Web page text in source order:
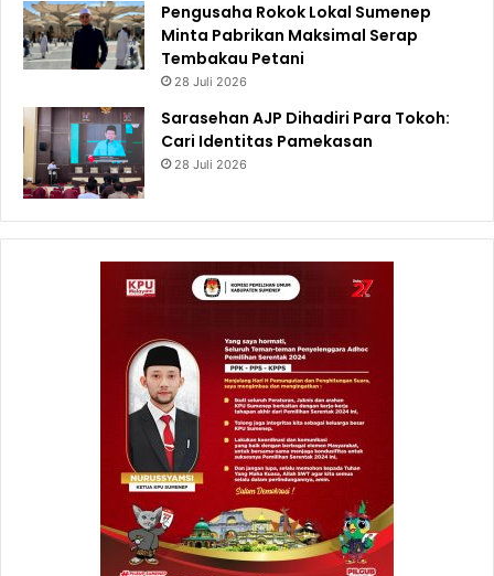
Pengusaha Rokok Lokal Sumenep
Minta Pabrikan Maksimal Serap
Tembakau Petani
28 Juli 2026
Sarasehan AJP Dihadiri Para Tokoh:
Cari Identitas Pamekasan
28 Juli 2026